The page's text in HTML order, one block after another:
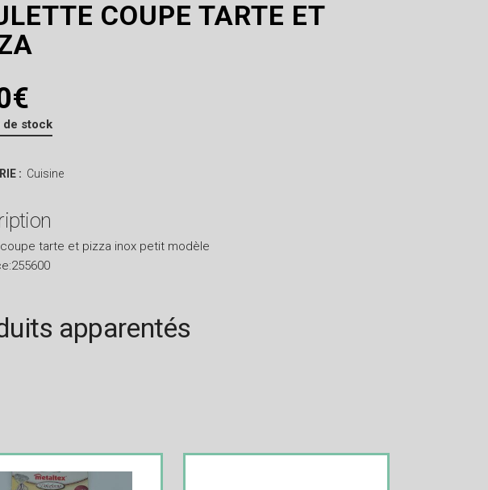
COUPE TARTE ET
€
de stock
: Cuisine
tarte et pizza inox petit modèle
apparentés